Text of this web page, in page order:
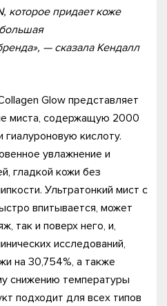
которое придает коже
— сказала Кендалл
Glow представляет
миста, содержащую 2000
кислоту.
увлажнение и
гладкой кожи без
Ультратонкий мист с
впитывается, может
так и поверх него, и,
исследований,
на 30,754%, а также
снижению температуры
подходит для всех типов